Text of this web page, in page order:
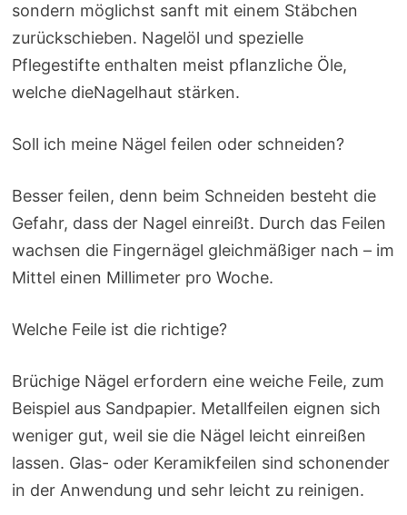
sondern möglichst sanft mit einem Stäbchen
zurückschieben. Nagelöl und spezielle
Pflegestifte enthalten meist pflanzliche Öle,
welche dieNagelhaut stärken.
Soll ich meine Nägel feilen oder schneiden?
Besser feilen, denn beim Schneiden besteht die
Gefahr, dass der Nagel einreißt. Durch das Feilen
wachsen die Fingernägel gleichmäßiger nach – im
Mittel einen Millimeter pro Woche.
Welche Feile ist die richtige?
Brüchige Nägel erfordern eine weiche Feile, zum
Beispiel aus Sandpapier. Metallfeilen eignen sich
weniger gut, weil sie die Nägel leicht einreißen
lassen. Glas- oder Keramikfeilen sind schonender
in der Anwendung und sehr leicht zu reinigen.